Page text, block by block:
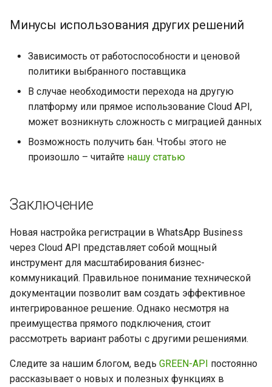
Минусы использования других решений
Зависимость от работоспособности и ценовой
политики выбранного поставщика
В случае необходимости перехода на другую
платформу или прямое использование Cloud API,
может возникнуть сложность с миграцией данных
Возможность получить бан. Чтобы этого не
произошло – читайте нашу статью
Заключение
Новая настройка регистрации в WhatsApp Business
через Cloud API представляет собой мощный
инструмент для масштабирования бизнес-
коммуникаций. Правильное понимание технической
документации позволит вам создать эффективное
интегрированное решение. Однако несмотря на
преимущества прямого подключения, стоит
рассмотреть вариант работы с другими решениями.
Cледите за нашим блогом, ведь GREEN-API постоянно
рассказывает о новых и полезных функциях в